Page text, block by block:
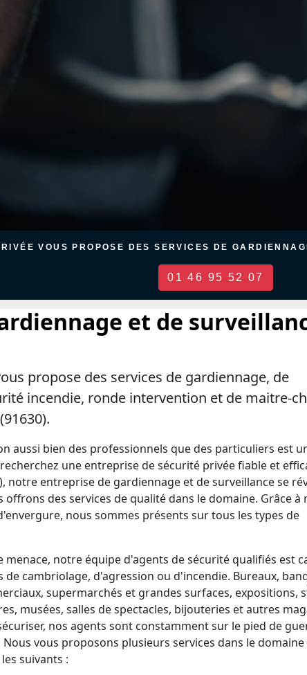
VOUS PROPOSE DES SERVICES DE
01 46 95 52 07
et de
propose des services de gardiennage, de
incendie, ronde intervention et de maitre-
aussi bien des professionnels que des particuliers est
une entreprise de sécurité privée fiable et
notre entreprise de gardiennage et de surveillance se
des services de qualité dans le domaine. Grâce à
nous sommes présents sur tous les types de
menace, notre équipe d'agents de sécurité qualifiés est
cambriolage, d'agression ou d'incendie. Bureaux,
supermarchés et grandes surfaces, expositions,
musées, salles de spectacles, bijouteries et autres
nos agents sont constamment sur le pied de
vous proposons plusieurs services dans le domaine
suivants :